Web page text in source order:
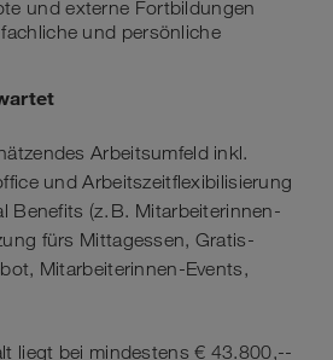
und externe Fortbildungen
und persönliche
Arbeitsumfeld inkl.
und Arbeitszeitflexibilisierung
Benefits (z. B. Mitarbeiterinnen-
fürs Mittagessen, Gratis-
Mitarbeiterinnen-Events,
liegt bei mindestens € 43.800,--